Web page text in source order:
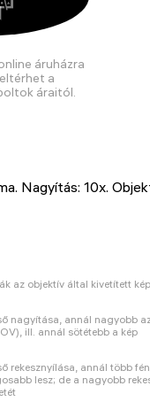
áruházra
a
áraitól.
Nagyítás: 10x.
az objektív által kivetített
nagyítása, annál nagyobb
ill. annál sötétebb a kép
rekesznyílása, annál több
lesz; de a nagyobb